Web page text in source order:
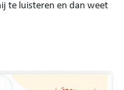
te luisteren en dan weet